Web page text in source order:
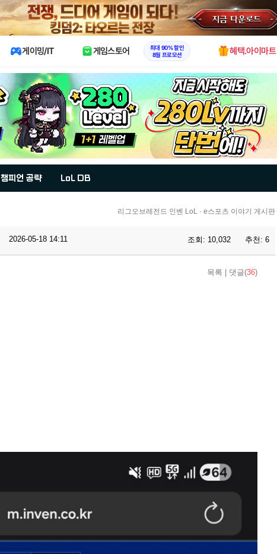
X
게이밍/IT 게임스토어
최대 90% 할인
8월 프로모션
혜택.아이마트
챔피언 공략 LoL DB
리그오브레전드 인벤 LoL · e스포츠 이야기 게시판
2026-05-18 14:11 조회: 10,032 추천: 6
목록 댓글(36)